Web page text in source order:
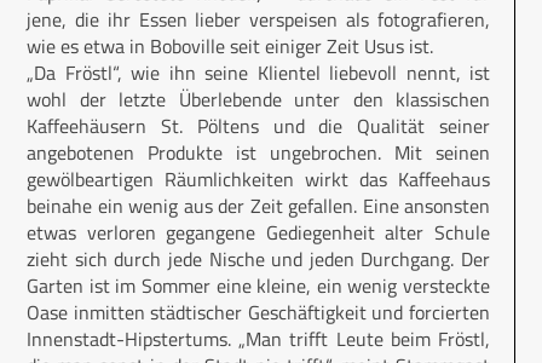
jene, die ihr Essen lieber verspeisen als fotografieren,
wie es etwa in Boboville seit einiger Zeit Usus ist.
„Da Fröstl“, wie ihn seine Klientel liebevoll nennt, ist
wohl der letzte Überlebende unter den klassischen
Kaffeehäusern St. Pöltens und die Qualität seiner
angebotenen Produkte ist ungebrochen. Mit seinen
gewölbeartigen Räumlichkeiten wirkt das Kaffeehaus
beinahe ein wenig aus der Zeit gefallen. Eine ansonsten
etwas verloren gegangene Gediegenheit alter Schule
zieht sich durch jede Nische und jeden Durchgang. Der
Garten ist im Sommer eine kleine, ein wenig versteckte
Oase inmitten städtischer Geschäftigkeit und forcierten
Innenstadt-Hipstertums. „Man trifft Leute beim Fröstl,